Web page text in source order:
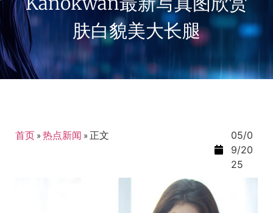
肤白貌美大长腿
首页 »热点新闻 » 正文
05/0
9/20
25